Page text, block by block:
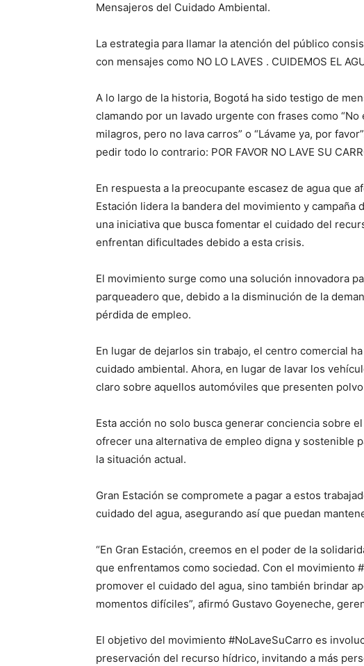
Mensajeros del Cuidado Ambiental.
La estrategia para llamar la atención del público
con mensajes como NO LO LAVES . CUIDEMOS EL
A lo largo de la historia, Bogotá ha sido testigo de
clamando por un lavado urgente con frases como “No
milagros, pero no lava carros” o “Lávame ya, por
pedir todo lo contrario: POR FAVOR NO LAVE SU
En respuesta a la preocupante escasez de agua que
Estación lidera la bandera del movimiento y campaña
una iniciativa que busca fomentar el cuidado del
enfrentan dificultades debido a esta crisis.
El movimiento surge como una solución innovadora
parqueadero que, debido a la disminución de la
pérdida de empleo.
En lugar de dejarlos sin trabajo, el centro comercial
cuidado ambiental. Ahora, en lugar de lavar los
claro sobre aquellos automóviles que presenten polvo
Esta acción no solo busca generar conciencia sobre
ofrecer una alternativa de empleo digna y sostenible
la situación actual.
Gran Estación se compromete a pagar a estos
cuidado del agua, asegurando así que puedan
“En Gran Estación, creemos en el poder de la
que enfrentamos como sociedad. Con el movimiento
promover el cuidado del agua, sino también brindar
momentos difíciles”, afirmó Gustavo Goyeneche,
El objetivo del movimiento #NoLaveSuCarro es
preservación del recurso hídrico, invitando a más